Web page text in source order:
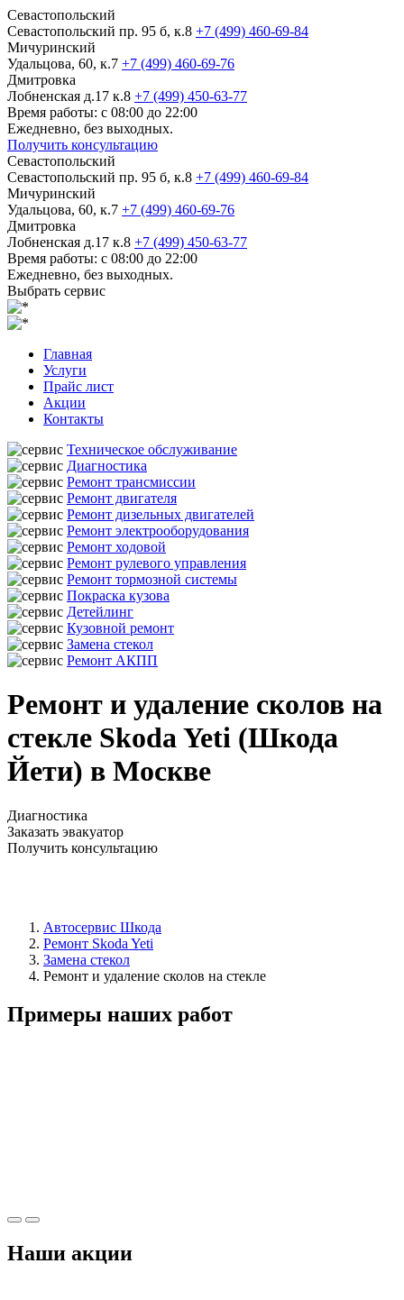
Севастопольский
Севастопольский пр. 95 б, к.8 +7 (499) 460-69-84
Мичуринский
Удальцова, 60, к.7 +7 (499) 460-69-76
Дмитровка
Лобненская д.17 к.8 +7 (499) 450-63-77
Время работы: с 08:00 до 22:00
Ежедневно, без выходных.
Получить консультацию
Севастопольский
Севастопольский пр. 95 б, к.8 +7 (499) 460-69-84
Мичуринский
Удальцова, 60, к.7 +7 (499) 460-69-76
Дмитровка
Лобненская д.17 к.8 +7 (499) 450-63-77
Время работы: с 08:00 до 22:00
Ежедневно, без выходных.
Выбрать сервис
Главная
Услуги
Прайс лист
Акции
Контакты
Техническое обслуживание
Диагностика
Ремонт трансмиссии
Ремонт двигателя
Ремонт дизельных двигателей
Ремонт электрооборудования
Ремонт ходовой
Ремонт рулевого управления
Ремонт тормозной системы
Покраска кузова
Детейлинг
Кузовной ремонт
Замена стекол
Ремонт АКПП
Ремонт и удаление сколов на
стекле Skoda Yeti (Шкода
Йети) в Москве
Диагностика
Заказать эвакуатор
Получить консультацию
Автосервис Шкода
Ремонт Skoda Yeti
Замена стекол
Ремонт и удаление сколов на стекле
Примеры наших работ
Наши акции